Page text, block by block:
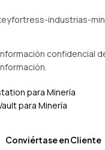
confidencial
para Minería
para Minería
Conviértase en Cliente